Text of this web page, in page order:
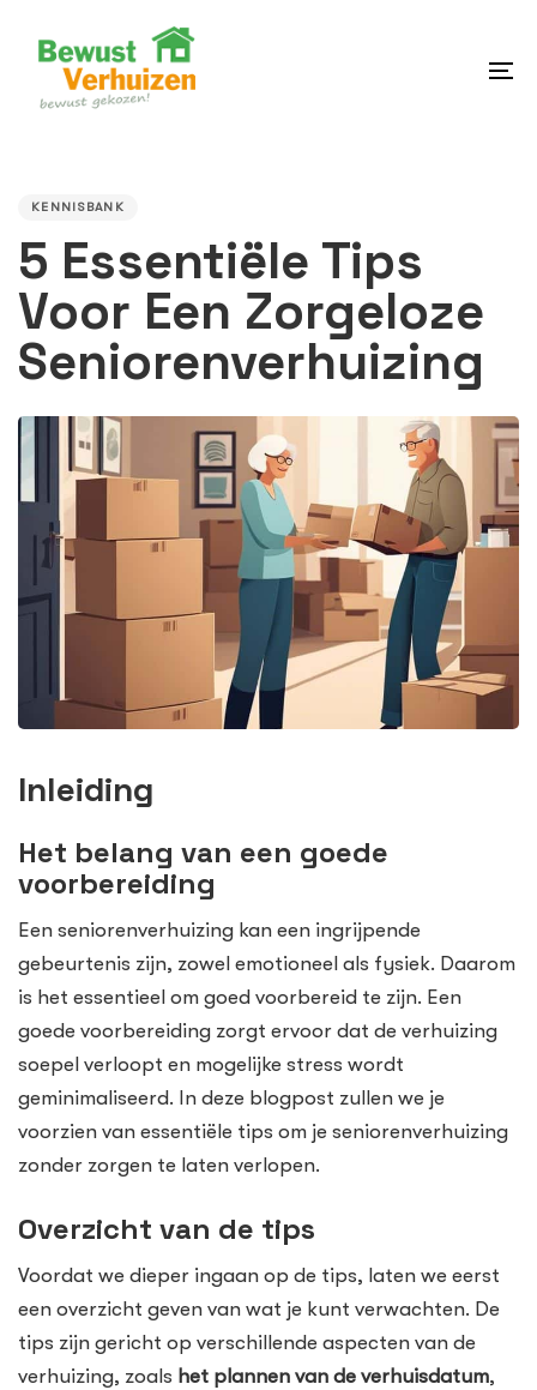
content
KENNISBANK
5 Essentiële Tips
Voor Een Zorgeloze
Seniorenverhuizing
Inleiding
Het belang van een goede
voorbereiding
Een seniorenverhuizing kan een ingrijpende
gebeurtenis zijn, zowel emotioneel als fysiek. Daarom
is het essentieel om goed voorbereid te zijn. Een
goede voorbereiding zorgt ervoor dat de verhuizing
soepel verloopt en mogelijke stress wordt
geminimaliseerd. In deze blogpost zullen we je
voorzien van essentiële tips om je seniorenverhuizing
zonder zorgen te laten verlopen.
Overzicht van de tips
Voordat we dieper ingaan op de tips, laten we eerst
een overzicht geven van wat je kunt verwachten. De
tips zijn gericht op verschillende aspecten van de
verhuizing, zoals het plannen van de verhuisdatum,